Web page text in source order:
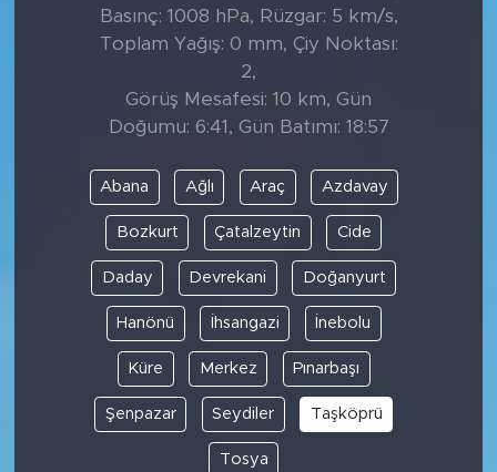
Basınç: 1008 hPa, Rüzgar: 5 km/s,
Toplam Yağış: 0 mm, Çiy Noktası:
2,
Görüş Mesafesi: 10 km, Gün
Doğumu: 6:41, Gün Batımı: 18:57
Abana Ağlı Araç Azdavay
Bozkurt Çatalzeytin Cide
Daday Devrekani Doğanyurt
Hanönü İhsangazi İnebolu
Küre Merkez Pınarbaşı
Şenpazar Seydiler Taşköprü
Tosya